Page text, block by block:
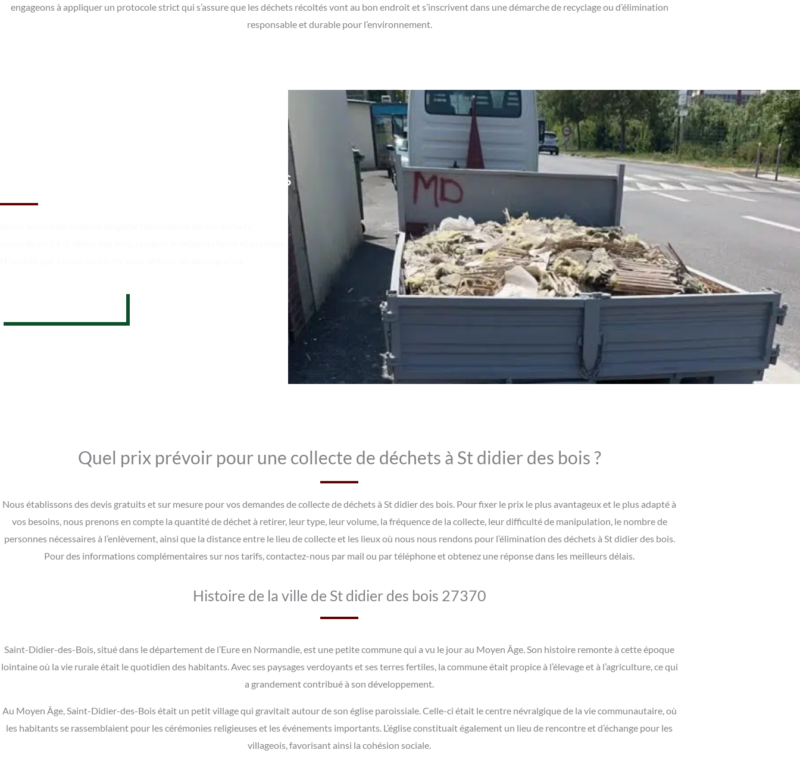
engageons à appliquer un protocole strict qui s’assure que les déchets récoltés vont au bon endroit et s’inscrivent dans une démarche de recyclage ou d’élimination
responsable et durable pour l’environnement.
encombrants à St didier des bois
Quel prix prévoir pour une collecte de déchets à St didier des bois ?
Nous établissons des devis gratuits et sur mesure pour vos demandes de collecte de déchets à St didier des bois. Pour fixer le prix le plus avantageux et le plus adapté à
vos besoins, nous prenons en compte la quantité de déchet à retirer, leur type, leur volume, la fréquence de la collecte, leur difficulté de manipulation, le nombre de
personnes nécessaires à l’enlèvement, ainsi que la distance entre le lieu de collecte et les lieux où nous nous rendons pour l’élimination des déchets à St didier des bois.
Pour des informations complémentaires sur nos tarifs, contactez-nous par mail ou par téléphone et obtenez une réponse dans les meilleurs délais.
Histoire de la ville de St didier des bois 27370
Saint-Didier-des-Bois, situé dans le département de l’Eure en Normandie, est une petite commune qui a vu le jour au Moyen Âge. Son histoire remonte à cette époque
lointaine où la vie rurale était le quotidien des habitants. Avec ses paysages verdoyants et ses terres fertiles, la commune était propice à l’élevage et à l’agriculture, ce qui
a grandement contribué à son développement.
Au Moyen Âge, Saint-Didier-des-Bois était un petit village qui gravitait autour de son église paroissiale. Celle-ci était le centre névralgique de la vie communautaire, où
les habitants se rassemblaient pour les cérémonies religieuses et les événements importants. L’église constituait également un lieu de rencontre et d’échange pour les
villageois, favorisant ainsi la cohésion sociale.